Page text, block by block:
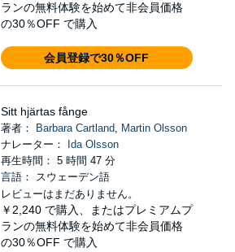
ランの無料体験を始めて非会員価格
の30％OFF で購入
会員登録で30％OFF
Sitt hjärtas fånge
著者： Barbara Cartland, Martin Olsson
ナレーター：
Ida Olsson
再生時間： 5 時間 47 分
言語： スウェーデン語
レビューはまだありません。
￥2,240 で購入、またはプレミアムプ
ランの無料体験を始めて非会員価格
の30％OFF で購入